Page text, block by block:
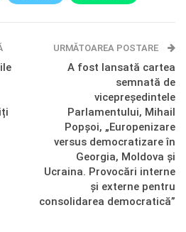
URMĂTOAREA POSTARE
A fost lansată cartea
semnată de
vicepreședintele
Parlamentului, Mihail
Popșoi, „Europenizare
versus democratizare în
Georgia, Moldova și
Ucraina. Provocări interne
și externe pentru
consolidarea democratică”